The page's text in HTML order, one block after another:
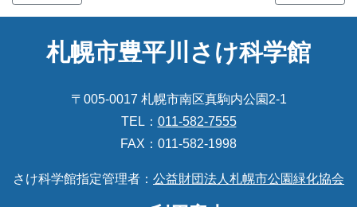
札幌市豊平川さけ科学館
〒005-0017 札幌市南区真駒内公園2-1
TEL： 011-582-7555
FAX：011-582-1998
さけ科学館指定管理者： 公益財団法人札幌市公園緑化協会